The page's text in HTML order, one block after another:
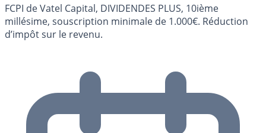
FCPI de Vatel Capital, DIVIDENDES PLUS, 10ième
millésime, souscription minimale de 1.000€. Réduction
d’impôt sur le revenu.